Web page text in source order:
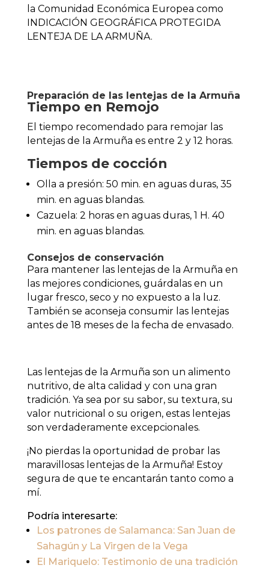
la Comunidad Económica Europea como
INDICACIÓN GEOGRÁFICA PROTEGIDA
LENTEJA DE LA ARMUÑA.
Preparación de las lentejas de la Armuña
Tiempo en Remojo
El tiempo recomendado para remojar las
lentejas de la Armuña es entre 2 y 12 horas.
Tiempos de cocción
Olla a presión: 50 min. en aguas duras, 35
min. en aguas blandas.
Cazuela: 2 horas en aguas duras, 1 H. 40
min. en aguas blandas.
Consejos de conservación
Para mantener las lentejas de la Armuña en
las mejores condiciones, guárdalas en un
lugar fresco, seco y no expuesto a la luz.
También se aconseja consumir las lentejas
antes de 18 meses de la fecha de envasado.
Las lentejas de la Armuña son un alimento
nutritivo, de alta calidad y con una gran
tradición. Ya sea por su sabor, su textura, su
valor nutricional o su origen, estas lentejas
son verdaderamente excepcionales.
¡No pierdas la oportunidad de probar las
maravillosas lentejas de la Armuña! Estoy
segura de que te encantarán tanto como a
mí.
Podría interesarte:
Los patrones de Salamanca: San Juan de
Sahagún y La Virgen de la Vega
El Mariquelo: Testimonio de una tradición